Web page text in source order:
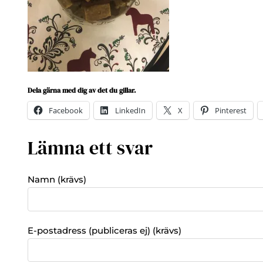
Dela gärna med dig av det du gillar.
Facebook LinkedIn X Pinterest
Lämna ett svar
Namn (krävs)
E-postadress (publiceras ej) (krävs)